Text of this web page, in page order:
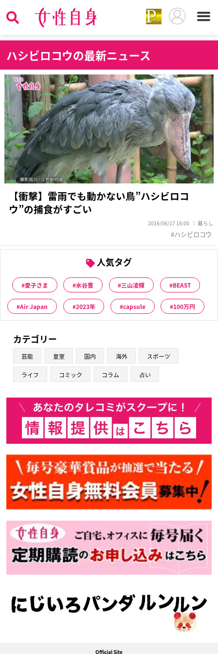
ハシビロコウの最新ニュース
【衝撃】雷雨でも動かない鳥”ハシビロコ
ウ”の捕食がすごい
2016/06/17 16:00 暮らし
ハシビロコウ
人気タグ
愛子さま 水谷豊 三山凌輝 BEAST
Air Japan 2023年 capsule 100万円
カテゴリー
芸能 皇室 国内 海外 スポーツ
ライフ コミック コラム 占い
Official Site